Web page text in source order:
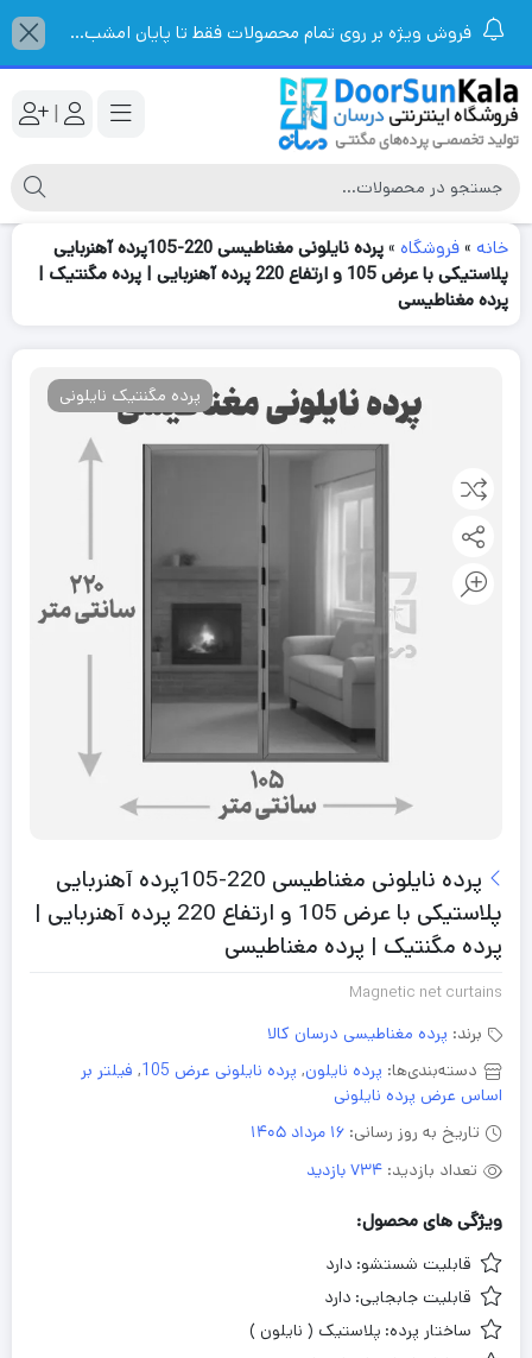
فروش ویژه بر روی تمام محصولات فقط تا پایان امشب...
|
خانه »فروشگاه »
پرده نایلونی مغناطیسی 220-105پرده آهنربایی
پلاستیکی با عرض 105 و ارتفاع 220 پرده آهنربایی | پرده مگنتیک |
پرده مغناطیسی
پرده مگنتیک نایلونی
پرده نایلونی مغناطیسی 220-105پرده آهنربایی
پلاستیکی با عرض 105 و ارتفاع 220 پرده آهنربایی |
پرده مگنتیک | پرده مغناطیسی
Magnetic net curtains
برند: پرده مغناطیسی درسان کالا
دسته‌بندی‌ها: پرده نایلون, پرده نایلونی عرض 105 , فیلتر بر
اساس عرض پرده نایلونی
تاریخ به روز رسانی: 16 مرداد 1405
تعداد بازدید: 734 بازدید
ویژگی های محصول:
قابلیت شستشو: دارد
قابلیت جابجایی: دارد
ساختار پرده: پلاستیک ( نایلون )